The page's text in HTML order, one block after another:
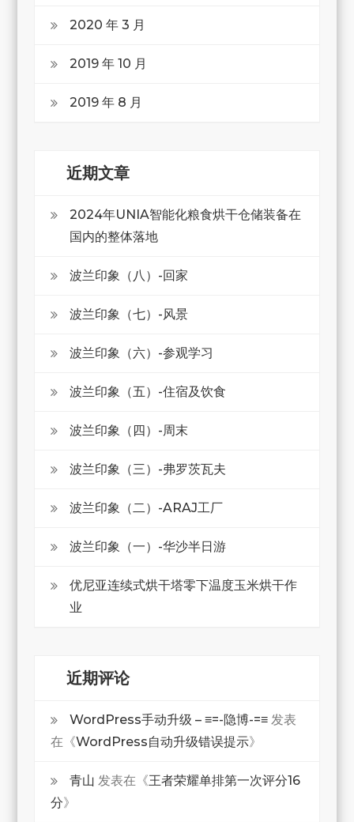
2020 年 3 月
2019 年 10 月
2019 年 8 月
近期文章
2024年UNIA智能化粮食烘干仓储装备在
国内的整体落地
波兰印象（八）-回家
波兰印象（七）-风景
波兰印象（六）-参观学习
波兰印象（五）-住宿及饮食
波兰印象（四）-周末
波兰印象（三）-弗罗茨瓦夫
波兰印象（二）-ARAJ工厂
波兰印象（一）-华沙半日游
优尼亚连续式烘干塔零下温度玉米烘干作
业
近期评论
WordPress手动升级 – ≡=-隐博-=≡发表
在《WordPress自动升级错误提示》
青山 发表在《王者荣耀单排第一次评分16
分》